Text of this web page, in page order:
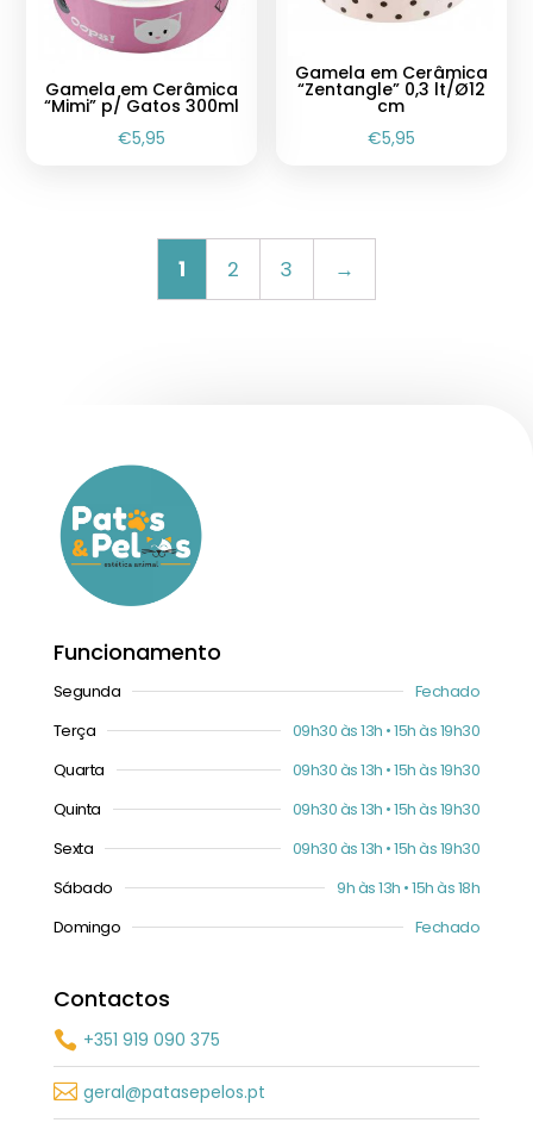
Gamela em Cerâmica
“Mimi” p/ Gatos 300ml
€5,95
Gamela em Cerâmica
“Zentangle” 0,3 lt/Ø12
cm
€5,95
1 2 3 →
Funcionamento
Segunda
Fechado
Terça
09h30 às 13h • 15h às 19h30
Quarta
09h30 às 13h • 15h às 19h30
Quinta
09h30 às 13h • 15h às 19h30
Sexta
09h30 às 13h • 15h às 19h30
Sábado
9h às 13h • 15h às 18h
Domingo
Fechado
Contactos
 +351 919 090 375
 geral@patasepelos.pt